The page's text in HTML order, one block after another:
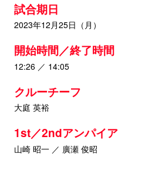
試合期日
2023年12月25日（月）
開始時間／終了時間
12:26 ／ 14:05
クルーチーフ
大庭 英裕
1st／2ndアンパイア
山崎 昭一 ／ 廣瀬 俊昭